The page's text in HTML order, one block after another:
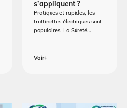
s’appliquent ?
Pratiques et rapides, les
trottinettes électriques sont
populaires. La Sûreté…
Voir+